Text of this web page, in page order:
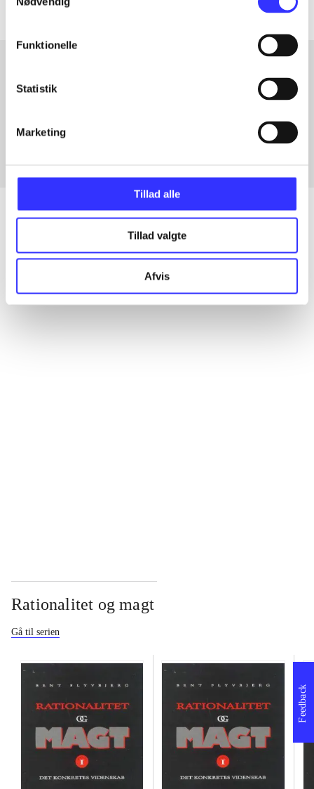
Funktionelle
Statistik
Marketing
Tillad alle
Tillad valgte
Afvis
Artikler med samme emner
Artikler
Alle registrerede artikler fordelt på udgivelser
Rationalitet og magt
Gå til serien
Feedback